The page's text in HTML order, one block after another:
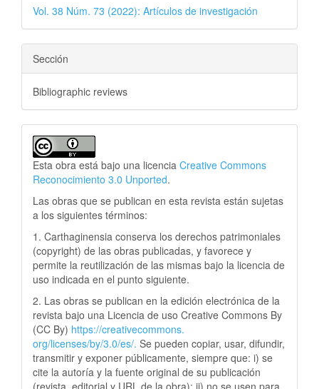
Vol. 38 Núm. 73 (2022): Artículos de investigación
Sección
Bibliographic reviews
Esta obra está bajo una licencia Creative Commons
Reconocimiento 3.0 Unported.
Las obras que se publican en esta revista están sujetas
a los siguientes términos:
1. Carthaginensia conserva los derechos patrimoniales
(copyright) de las obras publicadas, y favorece y
permite la reutilización de las mismas bajo la licencia de
uso indicada en el punto siguiente.
2. Las obras se publican en la edición electrónica de la
revista bajo una Licencia de uso Creative Commons By
(CC By) https://creativecommons.
org/licenses/by/3.0/es/. Se pueden copiar, usar, difundir,
transmitir y exponer públicamente, siempre que: i) se
cite la autoría y la fuente original de su publicación
(revista, editorial y URL de la obra); ii) no se usen para